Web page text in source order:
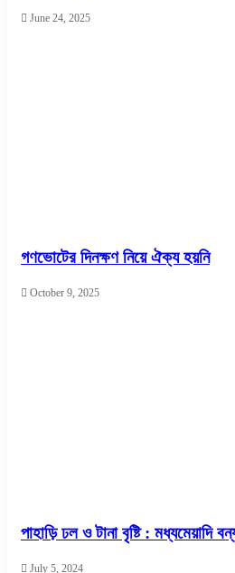
June 24, 2025
গণভোটের দিনক্ষণ নিয়ে ঐক্য হয়নি
October 9, 2025
পাহাড়ি ঢল ও টানা বৃষ্টি : মধ্যমেয়াদি
July 5, 2024